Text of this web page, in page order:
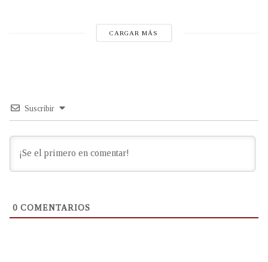
CARGAR MÁS
Suscribir
0 COMENTARIOS